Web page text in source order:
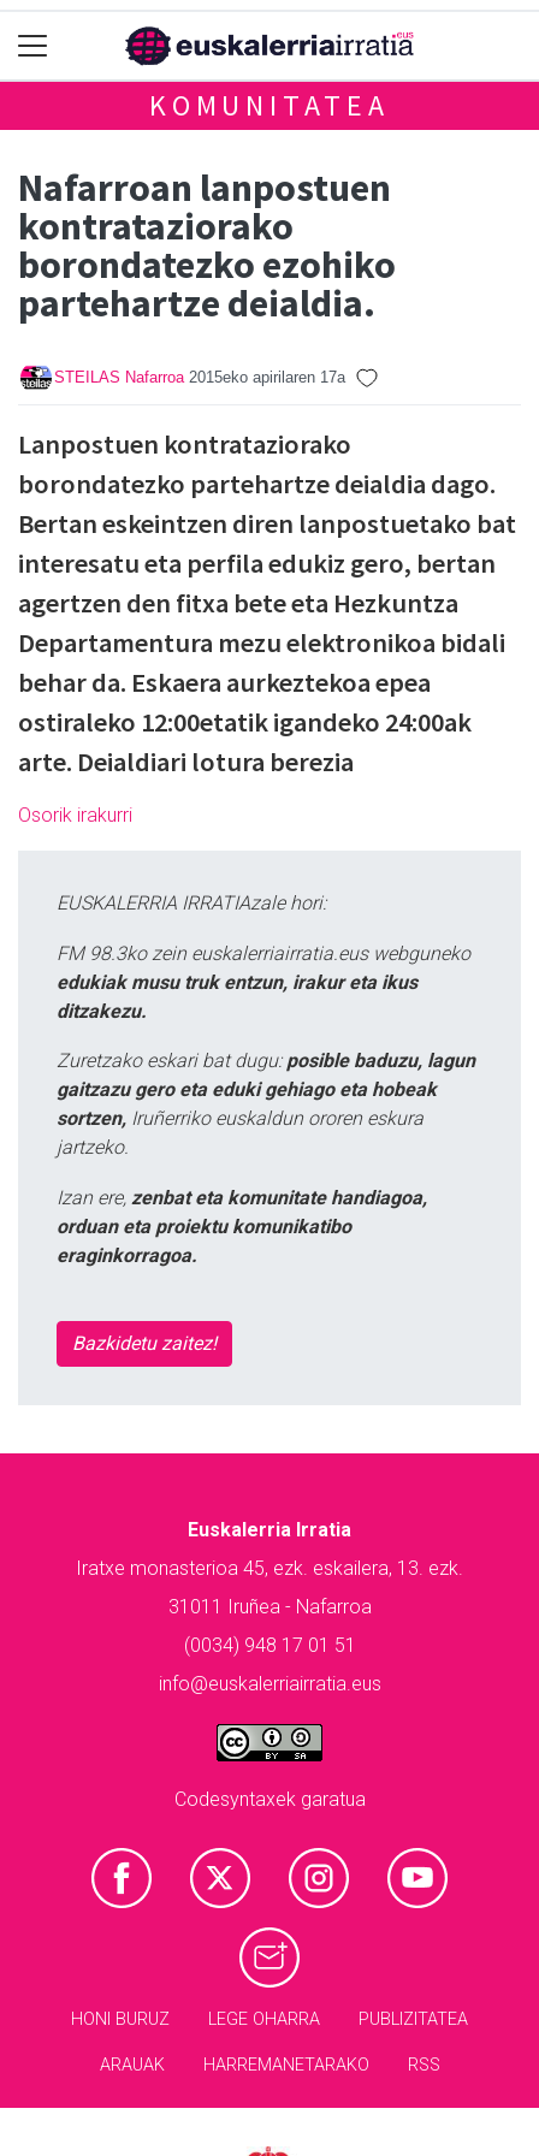
KOMUNITATEA
Nafarroan lanpostuen
kontrataziorako
borondatezko ezohiko
partehartze deialdia.
STEILAS Nafarroa 2015eko apirilaren 17a
Lanpostuen kontrataziorako
borondatezko partehartze deialdia dago.
Bertan eskeintzen diren lanpostuetako bat
interesatu eta perfila edukiz gero, bertan
agertzen den fitxa bete eta Hezkuntza
Departamentura mezu elektronikoa bidali
behar da. Eskaera aurkeztekoa epea
ostiraleko 12:00etatik igandeko 24:00ak
arte. Deialdiari lotura berezia
Osorik irakurri
EUSKALERRIA IRRATIAzale hori:
FM 98.3ko zein euskalerriairratia.eus webguneko
edukiak musu truk entzun, irakur eta ikus
ditzakezu.
Zuretzako eskari bat dugu: posible baduzu, lagun
gaitzazu gero eta eduki gehiago eta hobeak
sortzen, Iruñerriko euskaldun ororen eskura
jartzeko.
Izan ere, zenbat eta komunitate handiagoa,
orduan eta proiektu komunikatibo
eraginkorragoa.
Bazkidetu zaitez!
Euskalerria Irratia
Iratxe monasterioa 45, ezk. eskailera, 13. ezk.
31011 Iruñea - Nafarroa
(0034) 948 17 01 51
info@euskalerriairratia.eus
Codesyntaxek garatua
HONI BURUZ LEGE OHARRA PUBLIZITATEA
ARAUAK HARREMANETARAKO RSS